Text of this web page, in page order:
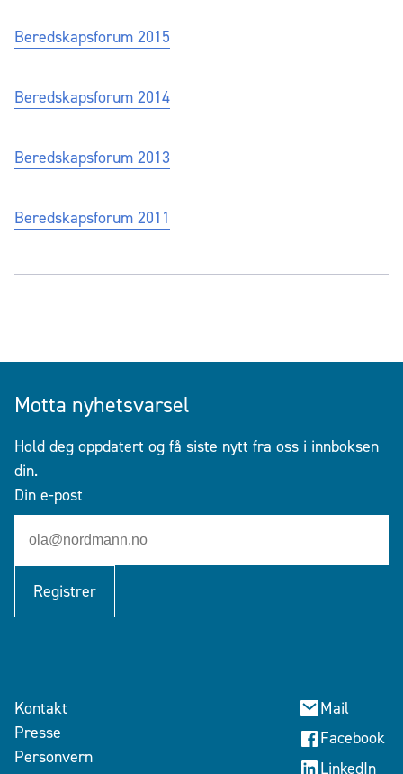
Beredskapsforum 2015
Beredskapsforum 2014
Beredskapsforum 2013
Beredskapsforum 2011
Motta nyhetsvarsel
Hold deg oppdatert og få siste nytt fra oss i innboksen
din.
Din e-post
Registrer
Kontakt
Presse
Personvern
Mail
Facebook
LinkedIn